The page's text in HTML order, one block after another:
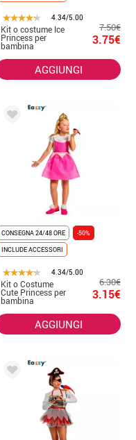
4.34/5.00
Kit o costume Ice
Princess per
bambina
7.50€
3.75€
AGGIUNGI
CONSEGNA 24/48 ORE
-50%
INCLUDE ACCESSORI
4.34/5.00
Kit o Costume
Cute Princess per
bambina
6.30€
3.15€
AGGIUNGI